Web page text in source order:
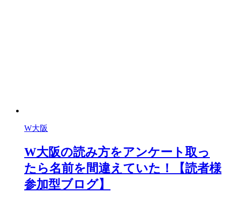
W大阪
W大阪の読み方をアンケート取っ
たら名前を間違えていた！【読者様
参加型ブログ】